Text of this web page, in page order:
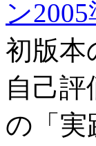
初版本
自己
の「実